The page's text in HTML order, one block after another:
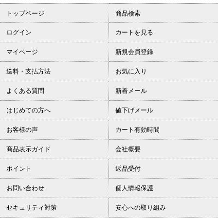
トップページ 商品検索
ログイン カートを見る
マイページ 新規会員登録
送料・支払方法 お気に入り
よくある質問 新着メール
はじめての方へ 値下げメール
お客様の声 カート有効時間
商品表示ガイド 会社概要
ポイント 返品受付
お問い合わせ 個人情報保護
セキュリティ対策 安心への取り組み